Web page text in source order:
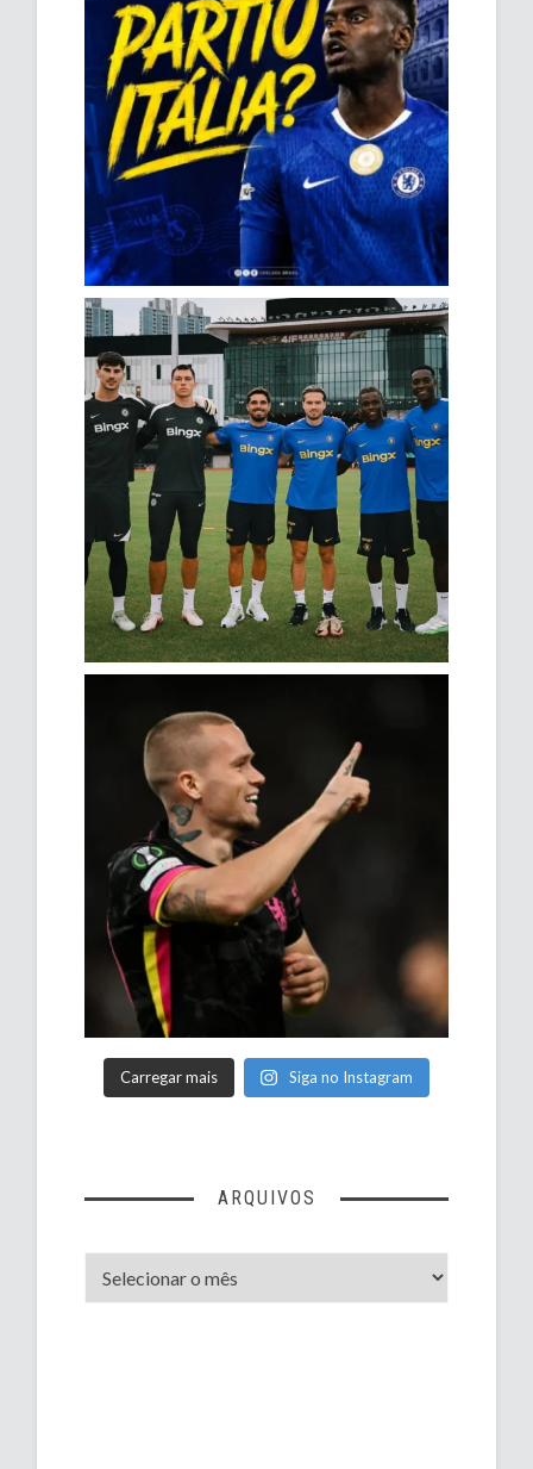
Carregar mais Siga no Instagram
ARQUIVOS